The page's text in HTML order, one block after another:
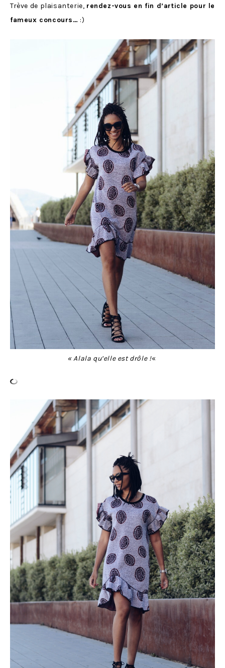
Trève de plaisanterie, rendez-vous en fin d’article pour le
fameux concours… :)
« Alala qu’elle est drôle !«